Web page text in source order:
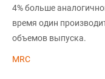
4% больше
время один
объемов выпуска.
MRC